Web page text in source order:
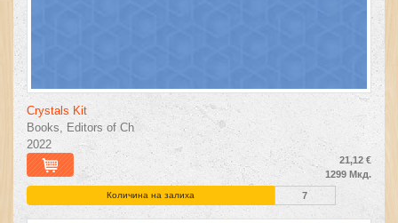
Crystals Kit
Books, Editors of Ch
2022
21,12 €
1299 Мкд.
Количина на залиха 7